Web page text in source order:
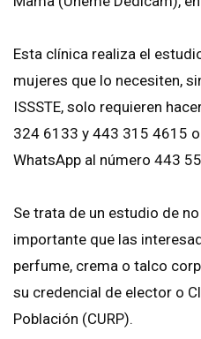
Esta clínica realiza el
mujeres que lo necesiten,
ISSSTE, solo requieren
324 6133 y 443 315 4615
WhatsApp al número 443
Se trata de un estudio de
importante que las
perfume, crema o talco
su credencial de elector o
Población (CURP).